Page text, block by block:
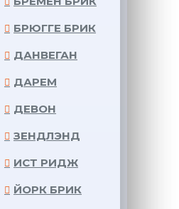
БРЮГГЕ БРИК
ДАНВЕГАН
ДАРЕМ
ДЕВОН
ЗЕНДЛЭНД
ИСТ РИДЖ
ЙОРК БРИК